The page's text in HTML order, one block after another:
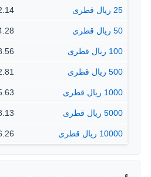
25 ريال قطرى 912.14
50 ريال قطرى 1,824.28
100 ريال قطرى 3,648.56
500 ريال قطرى
1000 ريال قطرى
5000 ريال قطرى
10000 ريال قطرى